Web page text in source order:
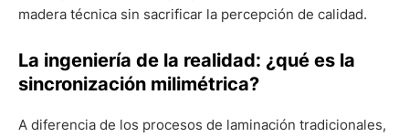
madera técnica sin sacrificar la percepción de calidad.
La ingeniería de la realidad: ¿qué es la
sincronización milimétrica?
A diferencia de los procesos de laminación tradicionales,